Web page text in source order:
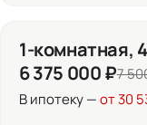
1-комнатная,
6 375 000 ₽7
В ипотеку —от 30